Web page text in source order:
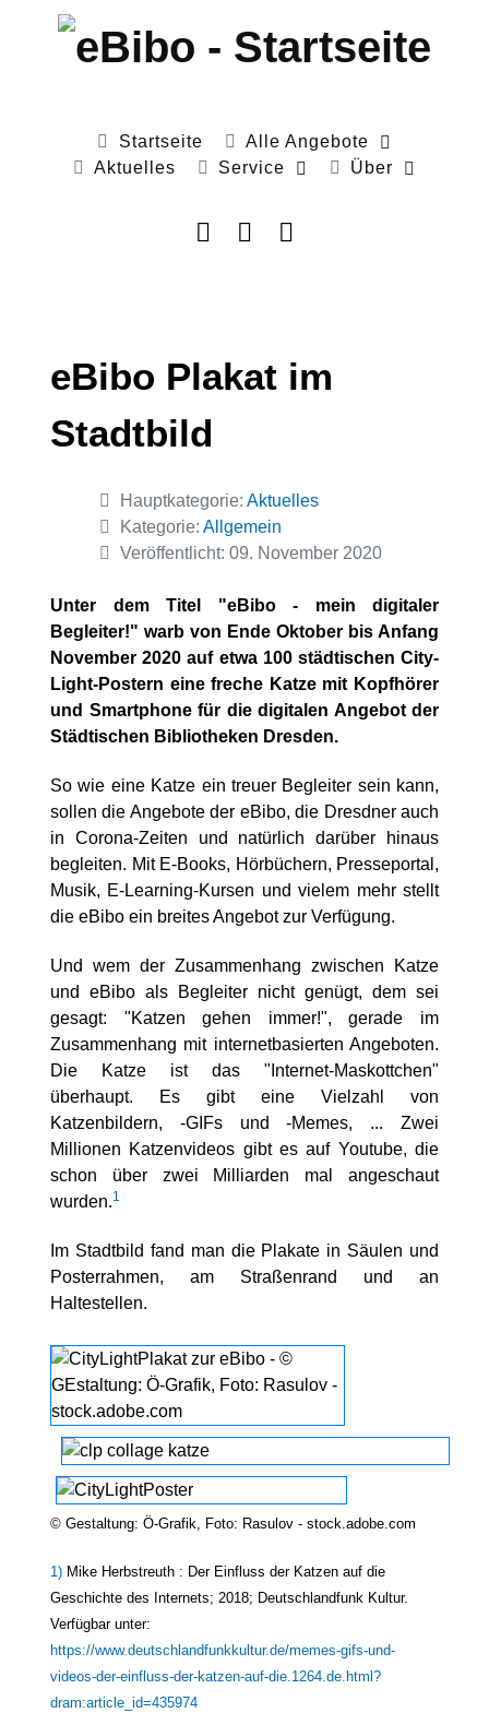
Startseite
Alle Angebote
Aktuelles
Service Über
eBibo Plakat im
Stadtbild
Details Hauptkategorie: Aktuelles
Kategorie: Allgemein
Veröffentlicht: 09. November 2020
Unter dem Titel "eBibo - mein digitaler
Begleiter!" warb von Ende Oktober bis Anfang
November 2020 auf etwa 100 städtischen City-
Light-Postern eine freche Katze mit Kopfhörer
und Smartphone für die digitalen Angebot der
Städtischen Bibliotheken Dresden.
So wie eine Katze ein treuer Begleiter sein kann,
sollen die Angebote der eBibo, die Dresdner auch
in Corona-Zeiten und natürlich darüber hinaus
begleiten. Mit E-Books, Hörbüchern, Presseportal,
Musik, E-Learning-Kursen und vielem mehr stellt
die eBibo ein breites Angebot zur Verfügung.
Und wem der Zusammenhang zwischen Katze
und eBibo als Begleiter nicht genügt, dem sei
gesagt: "Katzen gehen immer!", gerade im
Zusammenhang mit internetbasierten Angeboten.
Die Katze ist das "Internet-Maskottchen"
überhaupt. Es gibt eine Vielzahl von
Katzenbildern, -GIFs und -Memes, ... Zwei
Millionen Katzenvideos gibt es auf Youtube, die
schon über zwei Milliarden mal angeschaut
wurden.1
Im Stadtbild fand man die Plakate in Säulen und
Posterrahmen, am Straßenrand und an
Haltestellen.
© Gestaltung: Ö-Grafik, Foto: Rasulov - stock.adobe.com
1) Mike Herbstreuth : Der Einfluss der Katzen auf die
Geschichte des Internets; 2018; Deutschlandfunk Kultur.
Verfügbar unter:
https://www.deutschlandfunkkultur.de/memes-gifs-und-
videos-der-einfluss-der-katzen-auf-die.1264.de.html?
dram:article_id=435974